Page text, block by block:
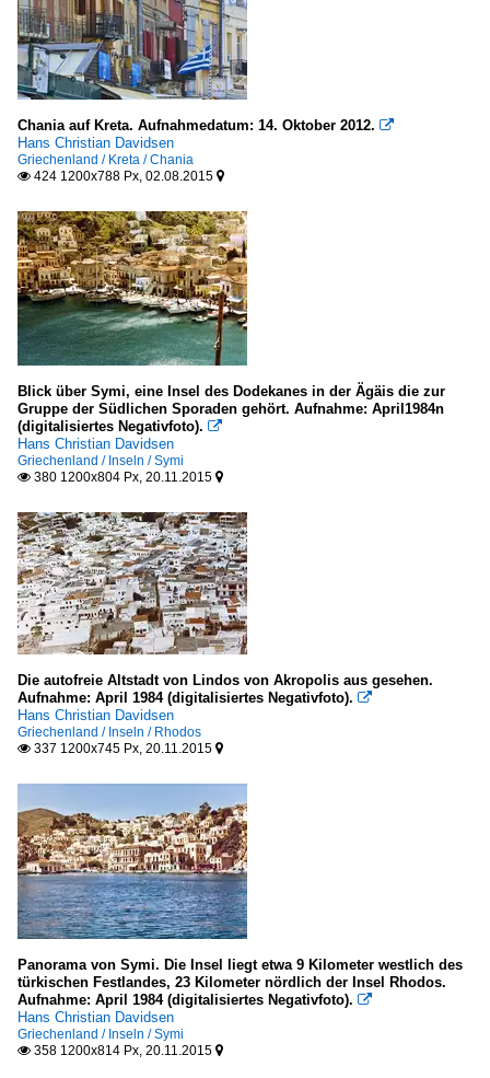
Chania auf Kreta. Aufnahmedatum: 14. Oktober 2012. 
Hans Christian Davidsen
Griechenland / Kreta / Chania
 424 1200x788 Px, 02.08.2015 
Blick über Symi, eine Insel des Dodekanes in der Ägäis die zur
Gruppe der Südlichen Sporaden gehört. Aufnahme: April1984n
(digitalisiertes Negativfoto). 
Hans Christian Davidsen
Griechenland / Inseln / Symi
 380 1200x804 Px, 20.11.2015 
Die autofreie Altstadt von Lindos von Akropolis aus gesehen.
Aufnahme: April 1984 (digitalisiertes Negativfoto). 
Hans Christian Davidsen
Griechenland / Inseln / Rhodos
 337 1200x745 Px, 20.11.2015 
Panorama von Symi. Die Insel liegt etwa 9 Kilometer westlich des
türkischen Festlandes, 23 Kilometer nördlich der Insel Rhodos.
Aufnahme: April 1984 (digitalisiertes Negativfoto). 
Hans Christian Davidsen
Griechenland / Inseln / Symi
 358 1200x814 Px, 20.11.2015 